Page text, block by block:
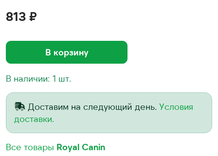
813 ₽
В корзину
В наличии: 1 шт.
Доставим на следующий день. Условия
доставки.
Все товары Royal Canin